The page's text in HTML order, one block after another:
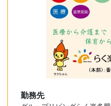
勤務先